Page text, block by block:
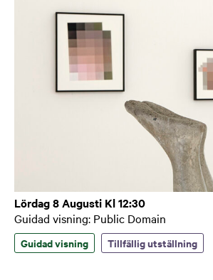
Lördag 8 Augusti Kl 12:30
Guidad visning: Public Domain
Guidad visning Tillfällig utställning